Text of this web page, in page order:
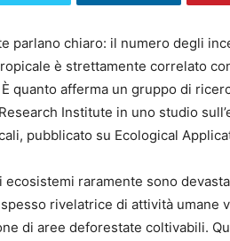
parlano chiaro: il numero degli
è strettamente correlato
quanto afferma un gruppo di
Institute in uno studio
pubblicato su Ecological
raramente sono
rivelatrice di attività umane
di aree deforestate coltivabili.